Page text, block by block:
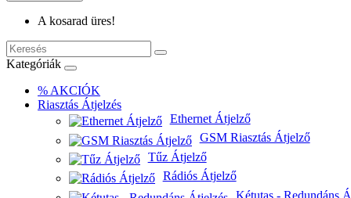
A kosarad üres!
Kategóriák
% AKCIÓK
Riasztás Átjelzés
Ethernet Átjelző
GSM Riasztás Átjelző
Tűz Átjelző
Rádiós Átjelző
Kétutas - Redundáns